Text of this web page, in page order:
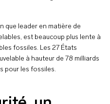
que leader en matière de
est beaucoup plus lente à
fossiles. Les 27 États
à hauteur de 78 milliards
pour les fossiles.